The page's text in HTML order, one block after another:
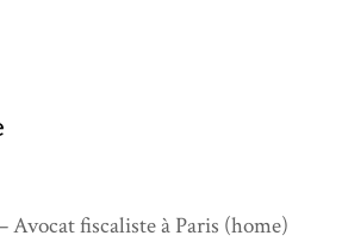
Avocat fiscaliste à Paris (home)